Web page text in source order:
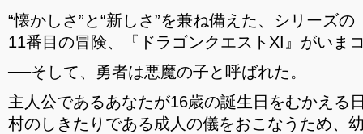
“懐かしさ”と“新しさ”を兼ね備えた、シリーズ
11番目の冒険、『ドラゴンクエストXI』がいま
──そして、勇者は悪魔の子と呼ばれた。
主人公であるあなたが16歳の誕生日をむかえる
村のしきたりである成人の儀をおこなうため、